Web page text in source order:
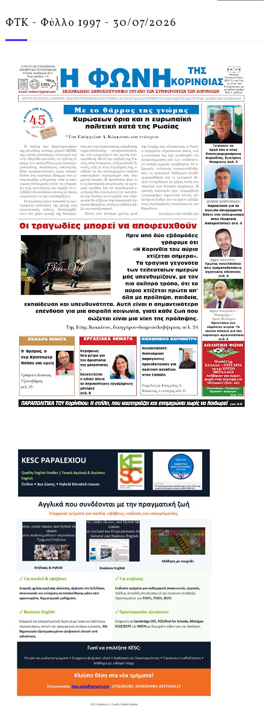
ΦΤΚ - Φύλλο 1997 - 30/07/2026